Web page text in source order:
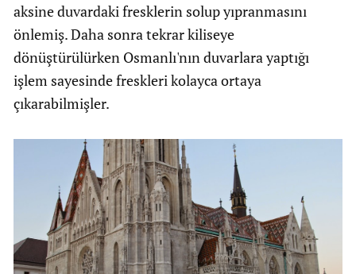
aksine duvardaki fresklerin solup yıpranmasını
önlemiş. Daha sonra tekrar kiliseye
dönüştürülürken Osmanlı'nın duvarlara yaptığı
işlem sayesinde freskleri kolayca ortaya
çıkarabilmişler.